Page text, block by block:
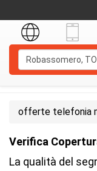
offerte telefonia
Verifica
La qualità del